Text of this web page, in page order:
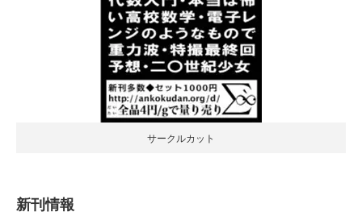
サークルカット
新刊情報